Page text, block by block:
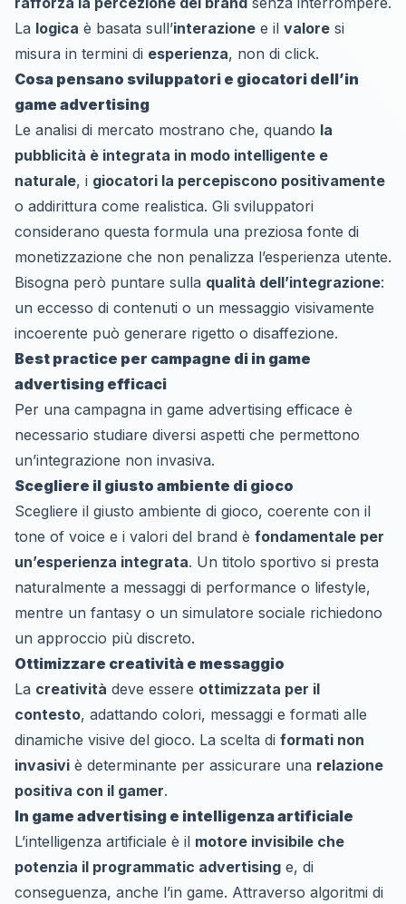
La logica è basata sull’interazione e il valore si
misura in termini di esperienza, non di click.
Cosa pensano sviluppatori e giocatori dell’in
game advertising
Le analisi di mercato mostrano che, quando la
pubblicità è integrata in modo intelligente e
naturale, i giocatori la percepiscono positivamente
o addirittura come realistica. Gli sviluppatori
considerano questa formula una preziosa fonte di
monetizzazione che non penalizza l’esperienza utente.
Bisogna però puntare sulla qualità dell’integrazione:
un eccesso di contenuti o un messaggio visivamente
incoerente può generare rigetto o disaffezione.
Best practice per campagne di in game
advertising efficaci
Per una campagna in game advertising efficace è
necessario studiare diversi aspetti che permettono
un’integrazione non invasiva.
Scegliere il giusto ambiente di gioco
Scegliere il giusto ambiente di gioco, coerente con il
tone of voice e i valori del brand è fondamentale per
un’esperienza integrata. Un titolo sportivo si presta
naturalmente a messaggi di performance o lifestyle,
mentre un fantasy o un simulatore sociale richiedono
un approccio più discreto.
Ottimizzare creatività e messaggio
La creatività deve essere ottimizzata per il
contesto, adattando colori, messaggi e formati alle
dinamiche visive del gioco. La scelta di formati non
invasivi è determinante per assicurare una relazione
positiva con il gamer.
In game advertising e intelligenza artificiale
L’intelligenza artificiale è il motore invisibile che
potenzia il programmatic advertising e, di
conseguenza, anche l’in game. Attraverso algoritmi di